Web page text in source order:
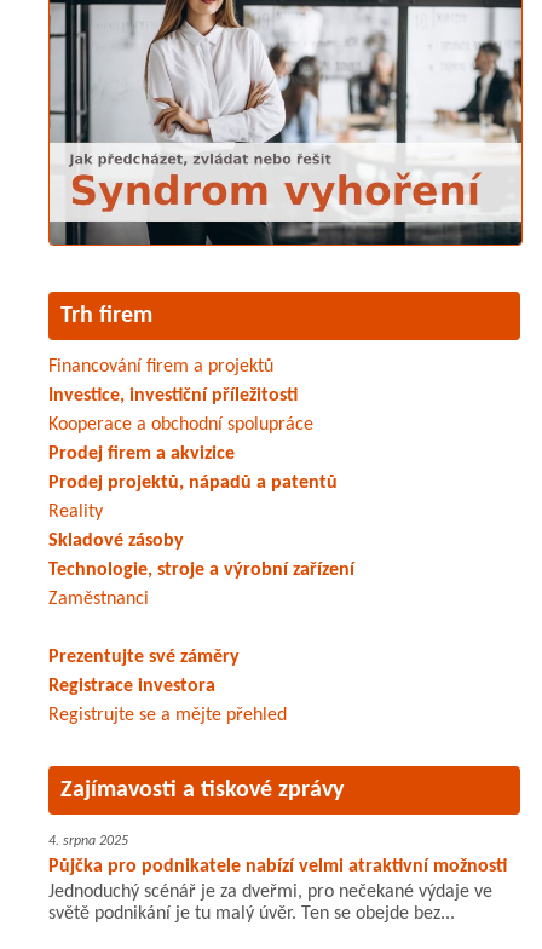
Trh firem
Financování firem a projektů
Investice, investiční příležitosti
Kooperace a obchodní spolupráce
Prodej firem a akvizice
Prodej projektů, nápadů a patentů
Reality
Skladové zásoby
Technologie, stroje a výrobní zařízení
Zaměstnanci
Prezentujte své záměry
Registrace investora
Registrujte se a mějte přehled
Zajímavosti a tiskové zprávy
4. srpna 2025
Půjčka pro podnikatele nabízí velmi atraktivní možnosti
Jednoduchý scénář je za dveřmi, pro nečekané výdaje ve
světě podnikání je tu malý úvěr. Ten se obejde bez...